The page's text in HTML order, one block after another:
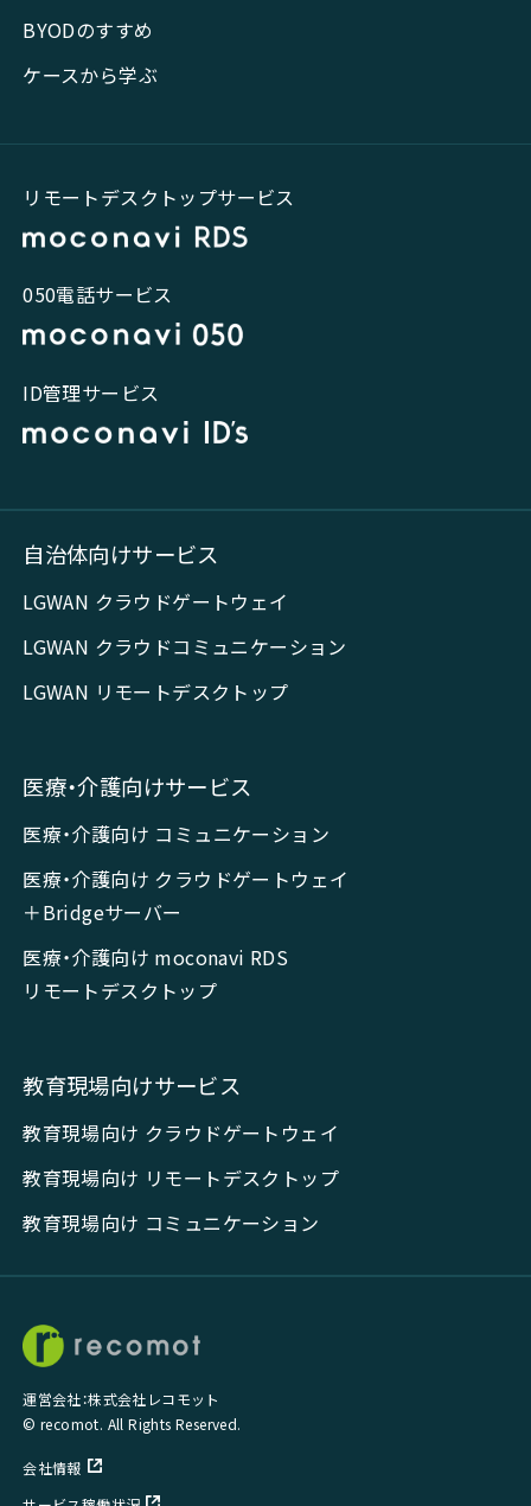
BYODのすすめ
ケースから学ぶ
リモートデスクトップサービス
050電話サービス
ID管理サービス
自治体向けサービス
LGWAN クラウドゲートウェイ
LGWAN クラウドコミュニケーション
LGWAN リモートデスクトップ
医療・介護向けサービス
医療・介護向け コミュニケーション
医療・介護向け クラウドゲートウェイ
＋Bridgeサーバー
医療・介護向け moconavi RDS
リモートデスクトップ
教育現場向けサービス
教育現場向け クラウドゲートウェイ
教育現場向け リモートデスクトップ
教育現場向け コミュニケーション
運営会社：株式会社レコモット
© recomot. All Rights Reserved.
会社情報